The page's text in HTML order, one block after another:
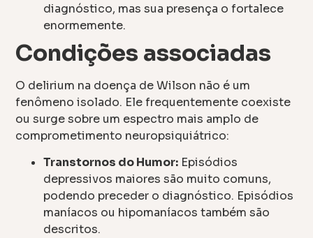
diagnóstico, mas sua presença o fortalece
enormemente.
Condições associadas
O delirium na doença de Wilson não é um
fenômeno isolado. Ele frequentemente coexiste
ou surge sobre um espectro mais amplo de
comprometimento neuropsiquiátrico:
Transtornos do Humor: Episódios
depressivos maiores são muito comuns,
podendo preceder o diagnóstico. Episódios
maníacos ou hipomaníacos também são
descritos.